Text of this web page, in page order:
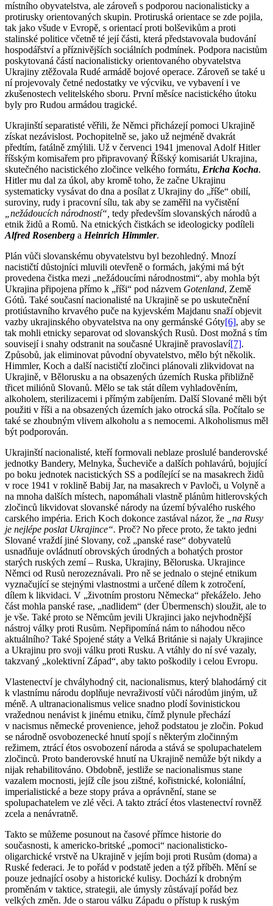
místního obyvatelstva, ale zároveň s podporou nacionalisticky a
protirusky orientovaných skupin. Protiruská orientace se zde pojila,
tak jako všude v Evropě, s orientací proti bolševikům a proti
stalinské politice včetně té její části, která představovala budování
hospodářství a příznivějších sociálních podmínek. Podpora nacistům
poskytovaná částí nacionalisticky orientovaného obyvatelstva
Ukrajiny ztěžovala Rudé armádě bojové operace. Zároveň se také u
ní projevovaly četné nedostatky ve výcviku, ve vybavení i ve
zkušenostech velitelského sboru. První měsíce nacistického útoku
byly pro Rudou armádou tragické.
Ukrajinští separatisté věřili, že Němci přicházejí pomoci Ukrajině
získat nezávislost. Pochopitelně se, jako už nejméně dvakrát
předtím, fatálně zmýlili. Už v červenci 1941 jmenoval Adolf Hitler
říšským komisařem pro připravovaný Říšský komisariát Ukrajina,
skutečného nacistického zločince velkého formátu, Ericha Kocha.
Hitler mu dal za úkol, aby kromě toho, že začne Ukrajinu
systematicky vysávat do dna a posílat z Ukrajiny do „říše“ obilí,
suroviny, rudy i pracovní sílu, tak aby se zaměřil na vyčistění
„nežádoucích národností“, tedy především slovanských národů a
etnik židů a Romů. Na etnických čistkách se ideologicky podíleli
Alfred Rosenberg a Heinrich Himmler.
Plán vůči slovanskému obyvatelstvu byl bezohledný. Mnozí
nacističtí důstojníci mluvili otevřeně o formách, jakými má být
provedena čistka mezi „nežádoucími národnostmi“, aby mohla být
Ukrajina připojena přímo k „říši“ pod názvem Gotenland, Země
Gótů. Také současní nacionalisté na Ukrajině se po uskutečnění
protiústavního krvavého puče na kyjevském Majdanu snaží objevit
vazby ukrajinského obyvatelstva na ony germánské Góty[6], aby se
tak mohli etnicky separovat od slovanských Rusů. Dost možná s tím
souvisejí i snahy odstranit na současné Ukrajině pravoslaví[7].
Způsobů, jak eliminovat původní obyvatelstvo, mělo být několik.
Himmler, Koch a další nacističtí zločinci plánovali zlikvidovat na
Ukrajině, v Bělorusku a na obsazených územích Ruska přibližně
třicet miliónů Slovanů. Mělo se tak stát dílem vyhladověním,
alkoholem, sterilizacemi i přímým zabíjením. Další Slované měli být
použiti v říši a na obsazených územích jako otrocká síla. Počítalo se
také se zhoubným vlivem alkoholu a s nemocemi. Alkoholismus měl
být podporován.
Ukrajinští nacionalisté, kteří formovali neblaze proslulé banderovské
jednotky Bandery, Melnyka, Šucheviče a dalších pohlavárů, bojující
po boku jednotek nacistických SS a podílející se na masakrech židů
v roce 1941 v roklině Babij Jar, na masakrech v Pavloči, u Volyně a
na mnoha dalších místech, napomáhali vlastně plánům hitlerovských
zločinců likvidovat slovanské národy na území bývalého ruského
carského impéria. Erich Koch dokonce zastával názor, že
„na Rusy
je nejlépe poslat Ukrajince“. Proč? No přece proto, že takto jedni
Slované vraždí jiné Slovany, což „panské rase“ dobyvatelů
usnadňuje ovládnutí obrovských úrodných a bohatých prostor
starých ruských zemí – Ruska, Ukrajiny, Běloruska. Ukrajince
Němci od Rusů nerozeznávali. Pro ně se jednalo o stejné etnikum
vyznačující se stejnými vlastnostmi a určené dílem k zotročení,
dílem k likvidaci. V „životním prostoru Německa“ překáželo. Jeho
část mohla panské rase, „nadlidem“ (der Übermensch) sloužit, ale to
je vše. Také proto se Němcům jevili Ukrajinci jako nejvhodnější
nástroj války proti Rusům. Nepřipomíná nám to náhodou něco
aktuálního? Také Spojené státy a Velká Británie si najaly Ukrajince
a Ukrajinu pro svoji válku proti Rusku. A vtáhly do ní své vazaly,
takzvaný „kolektivní Západ“, aby takto poškodily i celou Evropu.
Vlastenectví je chvályhodný cit, nacionalismus, který blahodárný cit
k vlastnímu národu doplňuje nevraživostí vůči národům jiným, už
méně. A ultranacionalismus velice snadno plodí šovinistickou
vražednou nenávist k jinému etniku, čímž plynule přechází
v nacismus německé provenience, jehož podstatou je zločin. Pokud
se národně osvobozenecké hnutí spojí s některým zločinným
režimem, ztrácí étos osvobození národa a stává se spolupachatelem
zločinců. Proto banderovské hnutí na Ukrajině nemůže být nikdy a
nijak rehabilitováno. Obdobně, jestliže se nacionalismus stane
vazalem mocnosti, jejíž cíle jsou zištné, kořistnické, koloniální,
imperialistické a beze stopy práva a oprávnění, stane se
spolupachatelem ve zlé věci. A takto ztrácí étos vlastenectví rovněž
zcela a nenávratně.
Takto se můžeme posunout na časové přímce historie do
současnosti, k americko-britské „pomoci“ nacionalisticko-
oligarchické vrstvě na Ukrajině v jejím boji proti Rusům (doma) a
Ruské federaci. Je to pořád v podstatě jeden a týž příběh. Mění se
pouze jednající osoby a historické kulisy. Dochází k drobným
proměnám v taktice, strategii, ale úmysly zůstávají pořád bez
velkých změn. Jde o starou válku Západu o přístup k ruským